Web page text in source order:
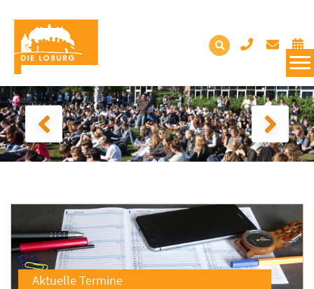
Aktuelle Termine